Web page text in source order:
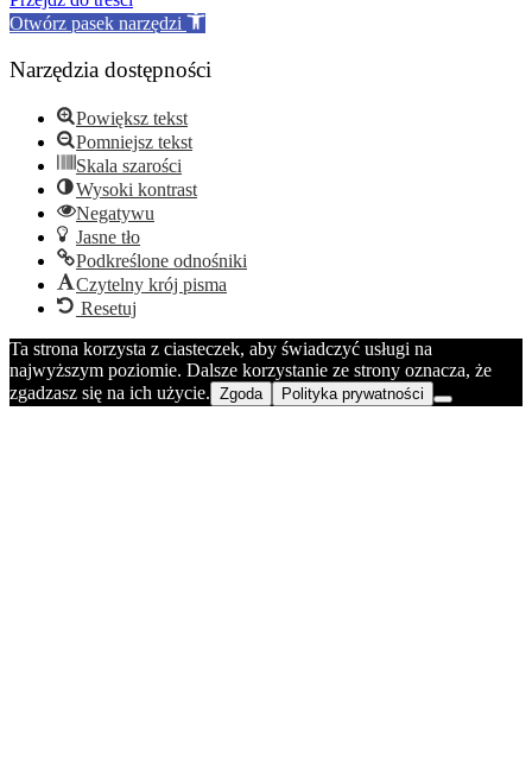
top
Otwórz pasek narzędzi
Narzędzia dostępności
Powiększ tekst
Pomniejsz tekst
Skala szarości
Wysoki kontrast
Negatywu
Jasne tło
Podkreślone odnośniki
Czytelny krój pisma
Resetuj
Ta strona korzysta z ciasteczek, aby świadczyć usługi na
najwyższym poziomie. Dalsze korzystanie ze strony oznacza, że
zgadzasz się na ich użycie. Zgoda Polityka prywatności